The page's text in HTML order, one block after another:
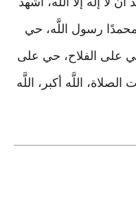
رسول اللَّه، حي
على الفلاح، حي على
اللَّه أكبر، اللَّه